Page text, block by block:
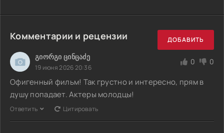
Комментарии и рецензии ДОБАВИТЬ
გიორგი ცინცაძე
19 июня 2026 20:36
0 0
Офигенный фильм! Так грустно и интересно, прям в
душу попадает. Актеры молодцы!
Ответить Цитировать